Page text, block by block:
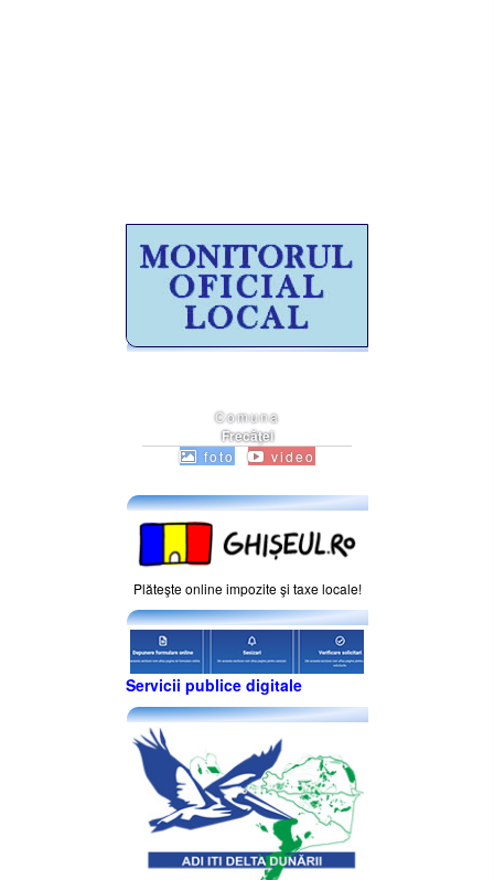
Comuna
Frecăţei
foto video
Plăteşte online impozite şi taxe locale!
Servicii publice digitale